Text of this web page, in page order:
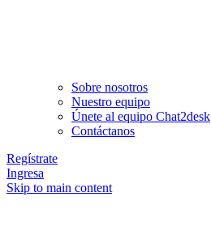
Sobre nosotros
Nuestro equipo
Únete al equipo Chat2desk
Contáctanos
Regístrate
Ingresa
Skip to main content